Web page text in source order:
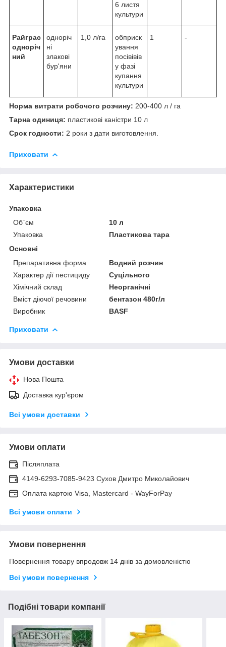
6 листя
культури
Райграс
одноріч
ний
одноріч
ні
злакові
бур'яни
1,0 л/га
обприск
ування
посівівів
у фазі
купання
культури
1 -
Норма витрати робочого розчину: 200-400 л / га
Тарна одиниця: пластикові каністри 10 л
Срок годности: 2 роки з дати виготовлення.
Приховати
Характеристики
Упаковка
Об`єм
10 л
Упаковка
Пластикова тара
Основні
Препаративна форма
Водний розчин
Характер дії пестициду
Суцільного
Хімічний склад
Неорганічні
Вміст діючої речовини
бентазон 480г/л
Виробник
BASF
Приховати
Умови доставки
Нова Пошта
Доставка кур'єром
Всі умови доставки
Умови оплати
Післяплата
4149-6293-7085-9423 Сухов Дмитро Миколайович
Оплата картою Visa, Mastercard - WayForPay
Всі умови оплати
Умови повернення
Повернення товару впродовж 14 днів за домовленістю
Всі умови повернення
Подібні товари компанії